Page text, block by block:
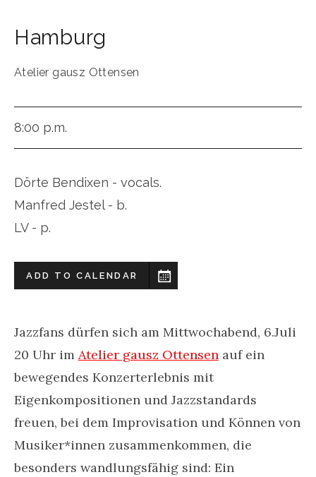
Hamburg
Atelier gausz Ottensen
8:00 p.m.
Dörte Bendixen - vocals.
Manfred Jestel - b.
LV - p.
ADD TO CALENDAR
Jazzfans dürfen sich am Mittwochabend, 6.Juli
20 Uhr im Atelier gausz Ottensen auf ein
bewegendes Konzerterlebnis mit
Eigenkompositionen und Jazzstandards
freuen, bei dem Improvisation und Können von
Musiker*innen zusammenkommen, die
besonders wandlungsfähig sind: Ein